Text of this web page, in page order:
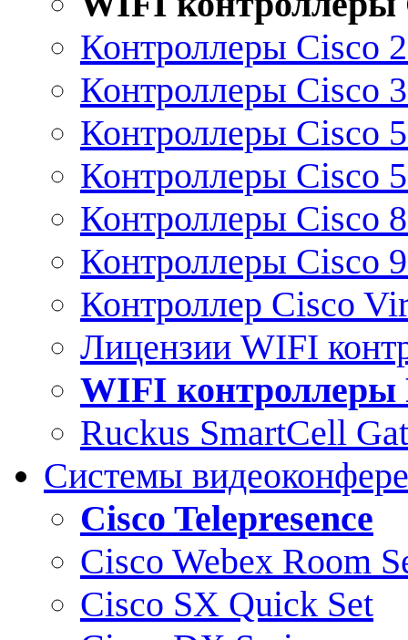
Контроллеры Cisco
Контроллеры Cisco
Контроллеры Cisco
Контроллеры Cisco
Контроллеры Cisco
Контроллеры Cisco
Контроллер Cisco
Лицензии WIFI
WIFI контроллеры
Ruckus SmartCell
Системы
Cisco Telepresence
Cisco Webex Room
Cisco SX Quick Set